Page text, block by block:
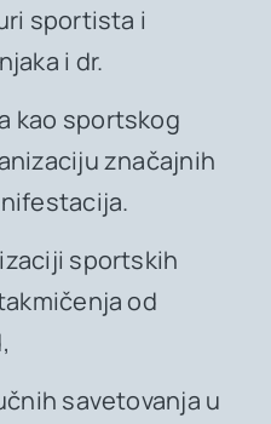
sportista i
i dr.
kao sportskog
značajnih
sportskih
od
savetovanja u